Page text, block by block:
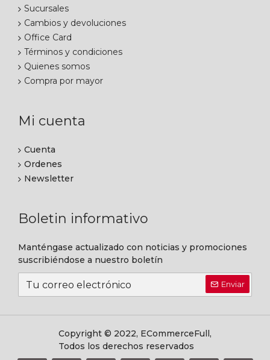
Sucursales
Cambios y devoluciones
Office Card
Términos y condiciones
Quienes somos
Compra por mayor
Mi cuenta
Cuenta
Ordenes
Newsletter
Boletin informativo
Manténgase actualizado con noticias y promociones
suscribiéndose a nuestro boletín
Enviar
Copyright © 2022, ECommerceFull,
Todos los derechos reservados